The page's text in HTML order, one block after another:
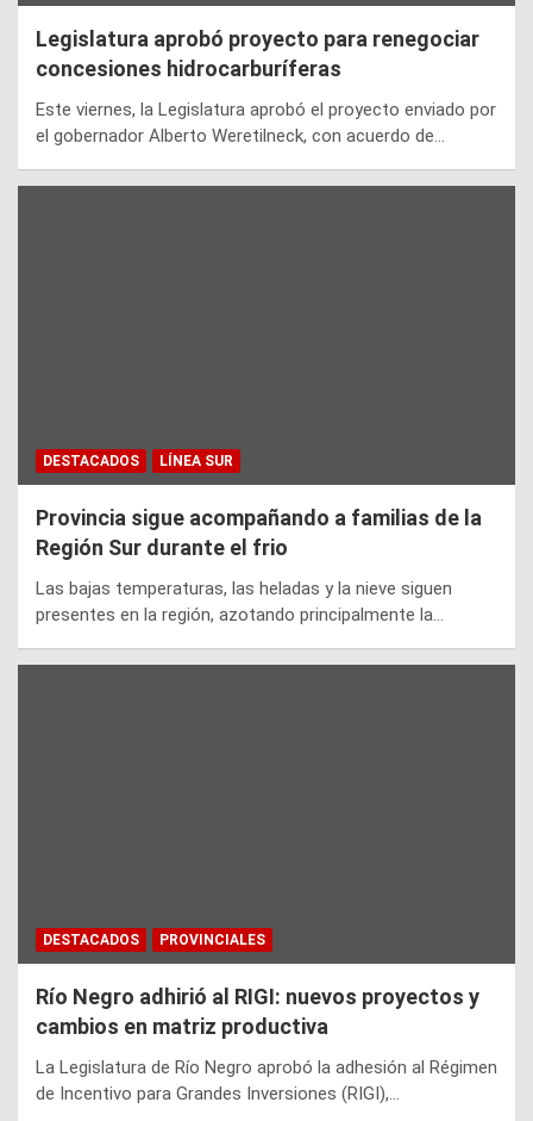
Legislatura aprobó proyecto para renegociar
concesiones hidrocarburíferas
Este viernes, la Legislatura aprobó el proyecto enviado por
el gobernador Alberto Weretilneck, con acuerdo de…
DESTACADOS LÍNEA SUR
Provincia sigue acompañando a familias de la
Región Sur durante el frio
Las bajas temperaturas, las heladas y la nieve siguen
presentes en la región, azotando principalmente la…
DESTACADOS PROVINCIALES
Río Negro adhirió al RIGI: nuevos proyectos y
cambios en matriz productiva
La Legislatura de Río Negro aprobó la adhesión al Régimen
de Incentivo para Grandes Inversiones (RIGI),…